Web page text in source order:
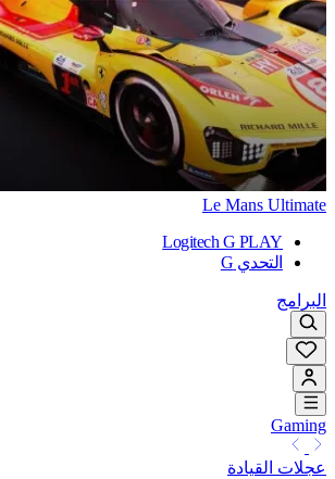
Le Mans Ultimate
Logitech G PLAY
التحدي G
البرامج
Gaming
عجلات القيادة